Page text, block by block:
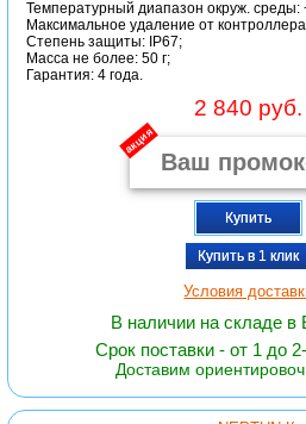
Температурный диапазон окруж. среды:
Максимальное удаление от
Степень защиты: IP67;
Масса не более: 50 г;
Гарантия: 4 года.
2 840 руб.
акция
Купить
Купить в 1 клик
Условия
В наличии на складе в
Срок поставки - от 1 до
Доставим